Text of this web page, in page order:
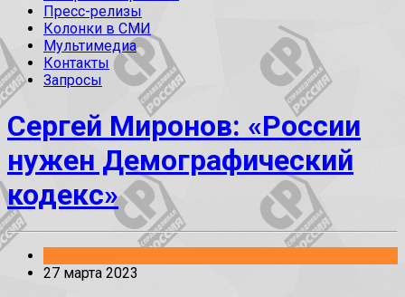
Пресс-релизы
Колонки в СМИ
Мультимедиа
Контакты
Запросы
Сергей Миронов: «России
нужен Демографический
кодекс»
27 марта 2023